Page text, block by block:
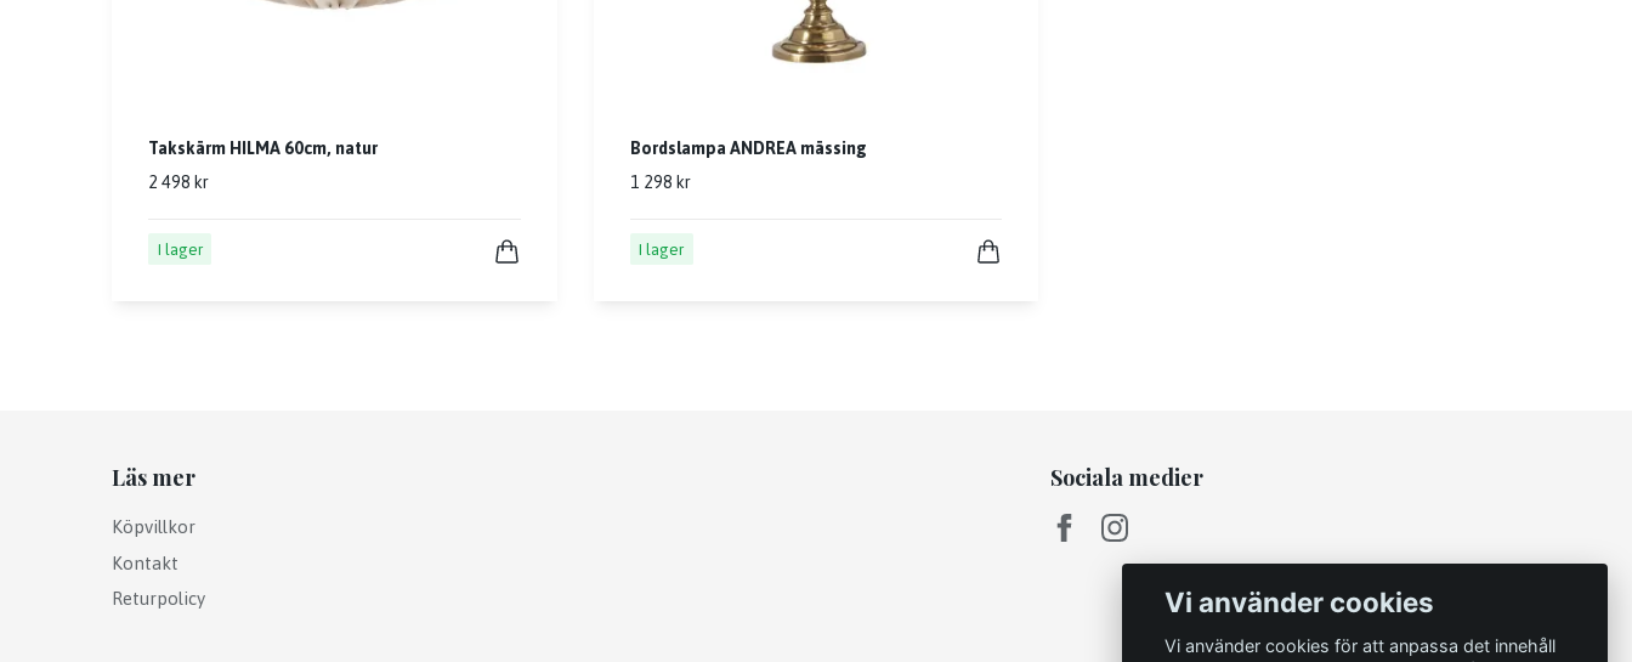
Takskärm HILMA 60cm, natur
2 498 kr
I lager
Bordslampa ANDREA mässing
1 298 kr
I lager
Läs mer
Köpvillkor
Kontakt
Returpolicy
Sociala medier
Vi använder cookies
Vi använder cookies för att anpassa det innehåll